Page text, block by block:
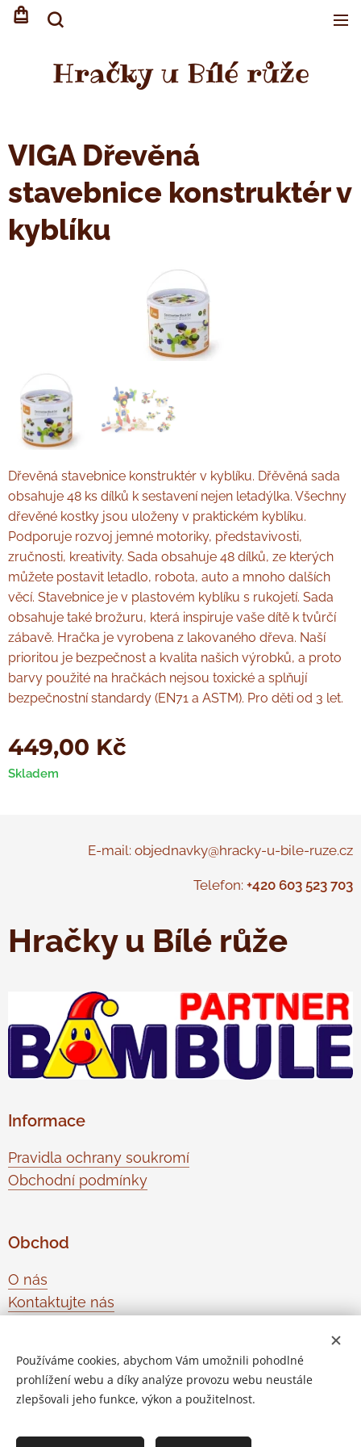
Hračky u Bílé růže
VIGA Dřevěná
stavebnice konstruktér v
kyblíku
Dřevěná stavebnice konstruktér v kyblíku. Dřěvěná sada
obsahuje 48 ks dílků k sestavení nejen letadýlka. Všechny
dřevěné kostky jsou uloženy v praktickém kyblíku.
Podporuje rozvoj jemné motoriky, představivosti,
zručnosti, kreativity. Sada obsahuje 48 dílků, ze kterých
můžete postavit letadlo, robota, auto a mnoho dalších
věcí. Stavebnice je v plastovém kyblíku s rukojetí. Sada
obsahuje také brožuru, která inspiruje vaše dítě k tvůrčí
zábavě. Hračka je vyrobena z lakovaného dřeva. Naší
prioritou je bezpečnost a kvalita našich výrobků, a proto
barvy použité na hračkách nejsou toxické a splňují
bezpečnostní standardy (EN71 a ASTM). Pro děti od 3 let.
449,00 Kč
Skladem
E-mail: objednavky@hracky-u-bile-ruze.cz
Telefon: +420 603 523 703
Hračky u Bílé růže
Informace
Pravidla ochrany soukromí
Obchodní podmínky
Obchod
O nás
Kontaktujte nás
Vytvořeno službouWebnode Cookies
Používáme cookies, abychom Vám umožnili pohodlné
prohlížení webu a díky analýze provozu webu neustále
zlepšovali jeho funkce, výkon a použitelnost.